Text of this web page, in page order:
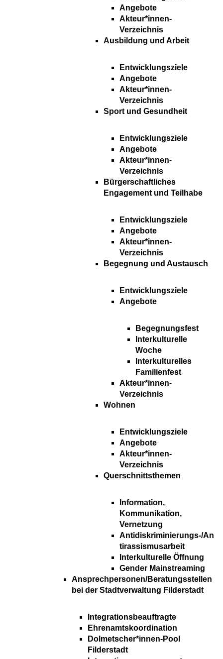
Angebote
Akteur*innen-
Verzeichnis
Ausbildung und Arbeit
Entwicklungsziele
Angebote
Akteur*innen-
Verzeichnis
Sport und Gesundheit
Entwicklungsziele
Angebote
Akteur*innen-
Verzeichnis
Bürgerschaftliches
Engagement und Teilhabe
Entwicklungsziele
Angebote
Akteur*innen-
Verzeichnis
Begegnung und Austausch
Entwicklungsziele
Angebote
Begegnungsfest
Interkulturelle
Woche
Interkulturelles
Familienfest
Akteur*innen-
Verzeichnis
Wohnen
Entwicklungsziele
Angebote
Akteur*innen-
Verzeichnis
Querschnittsthemen
Information,
Kommunikation,
Vernetzung
Antidiskriminierungs-/An
tirassismusarbeit
Interkulturelle Öffnung
Gender Mainstreaming
Ansprechpersonen/Beratungsstellen
bei der Stadtverwaltung Filderstadt
Integrationsbeauftragte
Ehrenamtskoordination
Dolmetscher*innen-Pool
Filderstadt